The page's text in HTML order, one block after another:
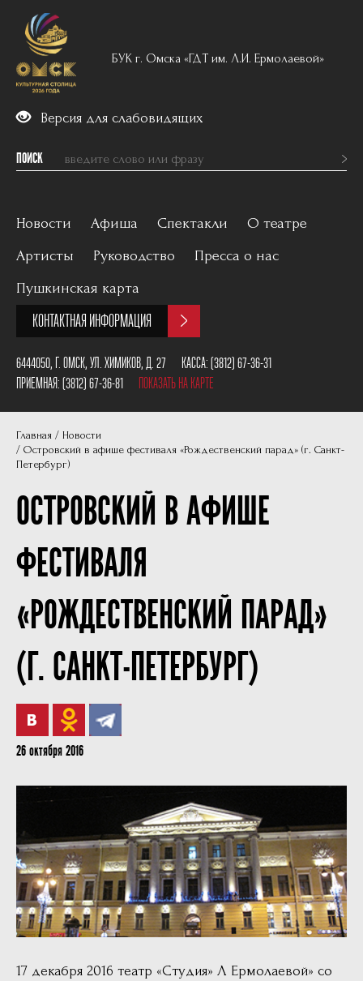
БУК г. Омска «ГДТ им. Л.И. Ермолаевой»
Версия для слабовидящих
ПОИСК
Новости Афиша Спектакли
Вечерний репертуар
Пушкинская карта
О театре
История
Наши партнеры
Учредители
Артисты Руководство
Пресса о нас
Пушкинская карта
КОНТАКТНАЯ ИНФОРМАЦИЯ
6444050, Г. ОМСК, УЛ. ХИМИКОВ, Д. 27 КАССА:(3812) 67-36-31
ПРИЕМНАЯ:(3812) 67-36-81 ПОКАЗАТЬ НА КАРТЕ
Главная
Новости
Островский в афише фестиваля «Рождественский парад» (г. Санкт-
Петербург)
ОСТРОВСКИЙ В АФИШЕ
ФЕСТИВАЛЯ
«РОЖДЕСТВЕНСКИЙ ПАРАД»
(Г. САНКТ-ПЕТЕРБУРГ)
26 октября 2016
17 декабря 2016 театр «Студия» Л Ермолаевой» со